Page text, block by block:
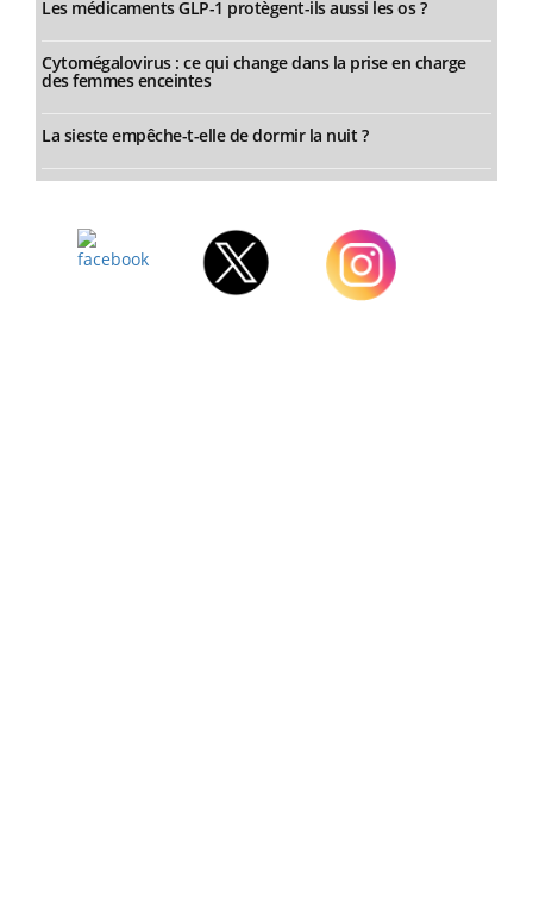
Les médicaments GLP-1 protègent-ils aussi les os ?
Cytomégalovirus : ce qui change dans la prise en charge
des femmes enceintes
La sieste empêche-t-elle de dormir la nuit ?